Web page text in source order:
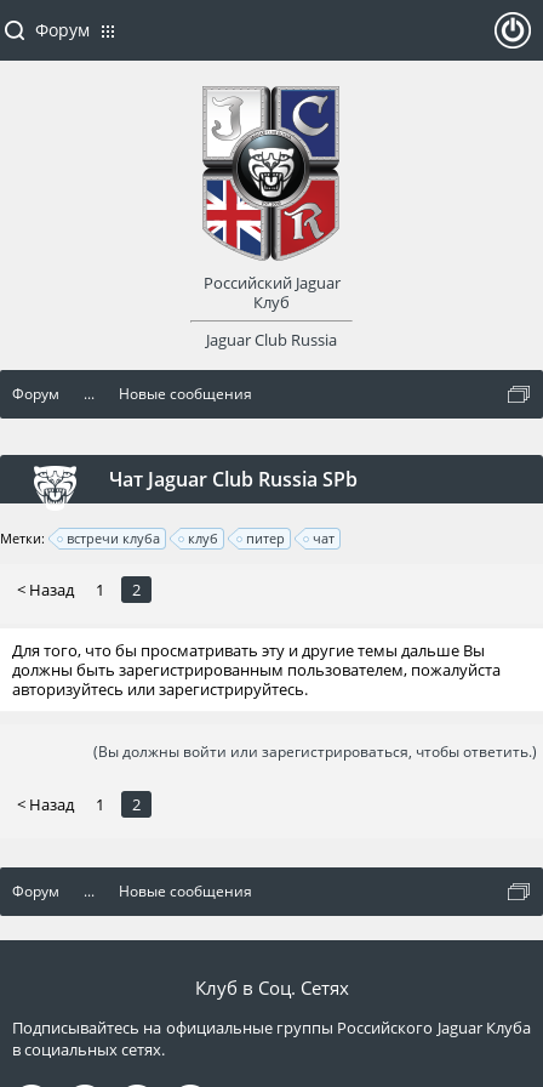
Форум ... Новые сообщения
Чат Jaguar Club Russia SPb
Метки: встречи клуба клуб питер чат
< Назад 1 2
Для того, что бы просматривать эту и другие темы дальше Вы
должны быть зарегистрированным пользователем, пожалуйста
авторизуйтесь или зарегистрируйтесь.
(Вы должны войти или зарегистрироваться, чтобы ответить.)
< Назад 1 2
Форум ... Новые сообщения
Форум
Российский Jaguar
Клуб
Jaguar Club Russia
оват
Клуб в Соц. Сетях
Подписывайтесь на официальные группы Российского Jaguar Клуба
в социальных сетях.